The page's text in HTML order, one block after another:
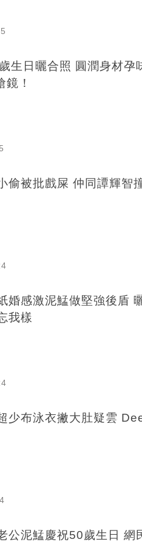
生日曬合照 圓潤身材孕
鏡！
偷被批戲屎 仲同譚輝智
激泥鯭做堅強後盾 曬絕密婚禮照
我樣
泳衣撇大肚疑雲 Deep V泳衣開
公泥鯭慶祝50歲生日 網